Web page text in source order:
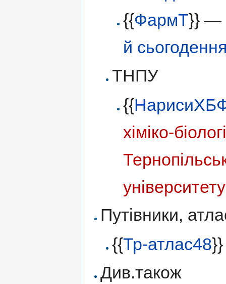
{{ФармТ}} —
й
ТНПУ
{{
хіміко-
Путівники,
{{Тр-атлас48
Див.також